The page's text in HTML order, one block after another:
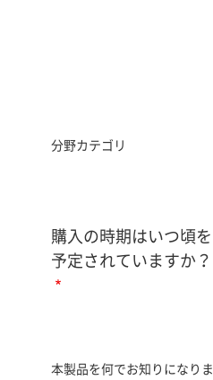
分野カテゴリ
購入の時期はいつ頃を
予定されていますか？
本製品を何でお知りになりま